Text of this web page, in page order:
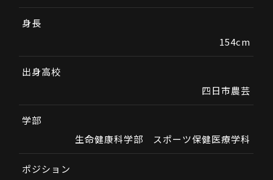
身長
154cm
出身高校
四日市農芸
学部
生命健康科学部 スポーツ保健医療学科
ポジション